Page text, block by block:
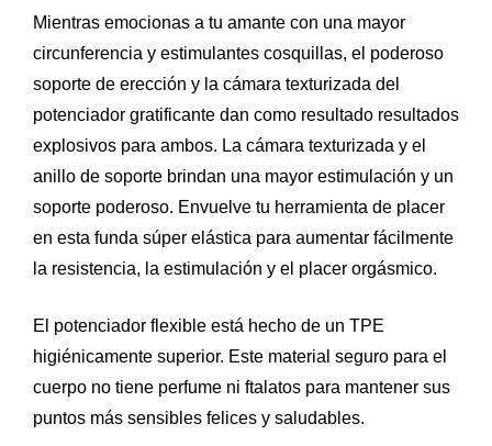
Mientras emocionas a tu amante con una mayor
circunferencia y estimulantes cosquillas, el poderoso
soporte de erección y la cámara texturizada del
potenciador gratificante dan como resultado resultados
explosivos para ambos. La cámara texturizada y el
anillo de soporte brindan una mayor estimulación y un
soporte poderoso. Envuelve tu herramienta de placer
en esta funda súper elástica para aumentar fácilmente
la resistencia, la estimulación y el placer orgásmico.
El potenciador flexible está hecho de un TPE
higiénicamente superior. Este material seguro para el
cuerpo no tiene perfume ni ftalatos para mantener sus
puntos más sensibles felices y saludables.